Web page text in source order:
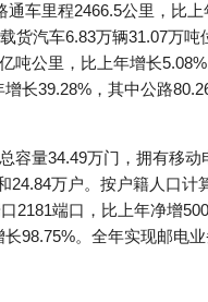
车里程2466.5公里，比
货汽车6.83万辆31.07万
吨公里，比上年增长
长39.28%，其中公路
容量34.49万门，拥有移
万户。按户籍人口计
2181端口，比上年净增
98.75%。全年实现邮电